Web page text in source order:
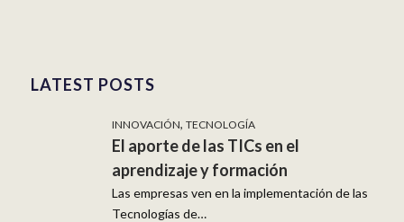
LATEST POSTS
INNOVACIÓN, TECNOLOGÍA
El aporte de las TICs en el
aprendizaje y formación
Las empresas ven en la implementación de las
Tecnologías de…